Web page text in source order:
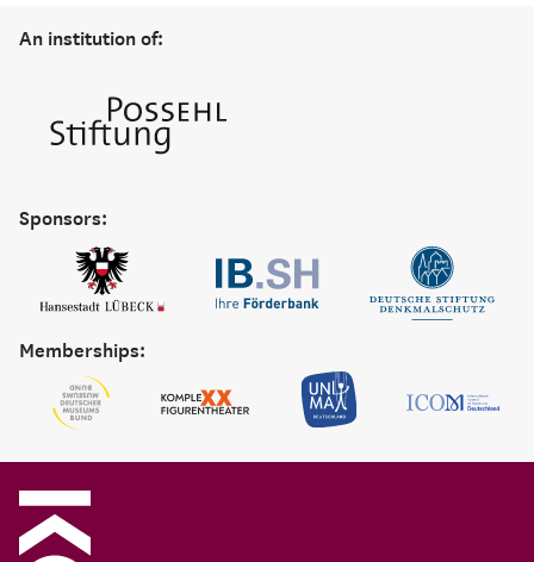
An institution of:
Sponsors:
Memberships: